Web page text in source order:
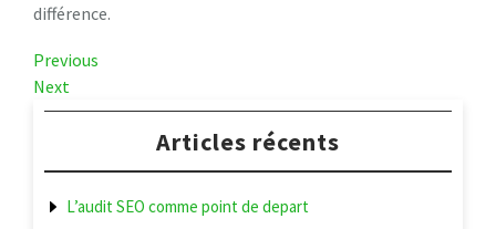
différence.
Navigation
de
l’article
Previous
Post
Previous
Next
Post
Next
Articles récents
L’audit SEO comme point de depart